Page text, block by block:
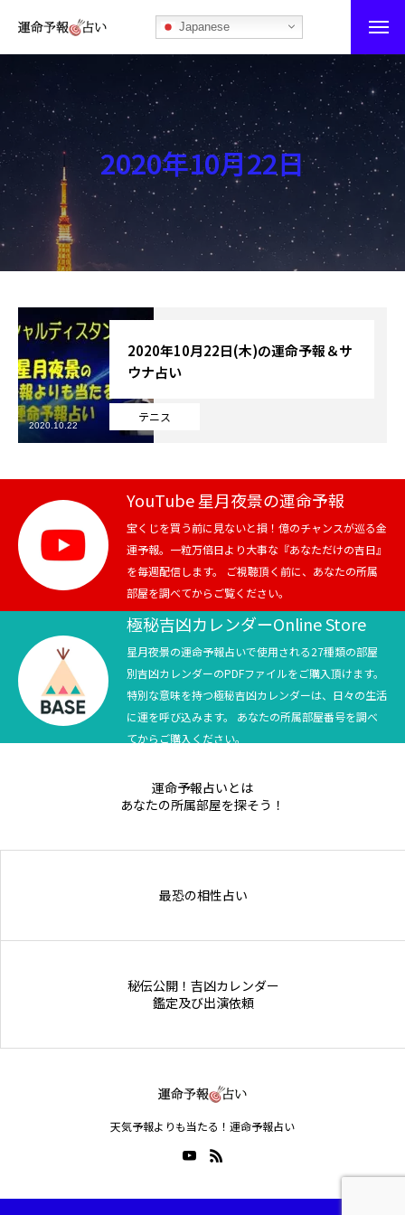
Japanese
運命予報占い
運命予報占いとは
あなたの所属部屋を探そう！
最恐の相性占い
秘伝公開！吉凶カレンダー
記事カテゴリー
ブログ
お知らせ
テニス
スポーツ
競馬
テニス四大大会・五輪
テニス四大大会・五輪
2020年10月22日
テニス
2020年10月22日(木)の運命予報＆サ
ウナ占い
2020.10.22
YouTube 星月夜景の運命予報
宝くじを買う前に見ないと損！億のチャンスが巡る金
運予報。一粒万倍日より大事な『あなただけの吉日』
を毎週配信します。 ご視聴頂く前に、あなたの所属
部屋を調べてからご覧ください。
極秘吉凶カレンダーOnline Store
星月夜景の運命予報占いで使用される27種類の部屋
別吉凶カレンダーのPDFファイルをご購入頂けます。
特別な意味を持つ極秘吉凶カレンダーは、日々の生活
に運を呼び込みます。 あなたの所属部屋番号を調べ
てからご購入ください。
運命予報占いとは
あなたの所属部屋を探そう！
最恐の相性占い
秘伝公開！吉凶カレンダー
鑑定及び出演依頼
天気予報よりも当たる！運命予報占い